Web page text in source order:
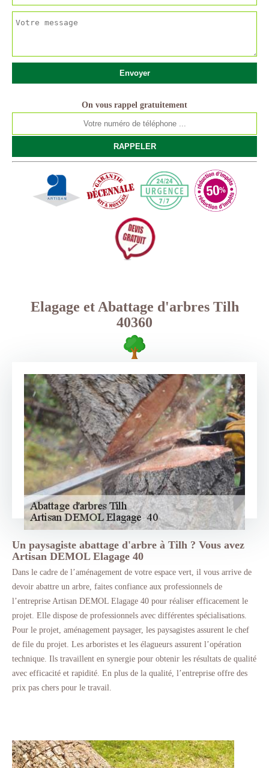
On vous rappel gratuitement
Elagage et Abattage d'arbres Tilh
40360
Un paysagiste abattage d'arbre à Tilh ? Vous avez
Artisan DEMOL Elagage 40
Dans le cadre de l’aménagement de votre espace vert, il vous arrive de
devoir abattre un arbre, faites confiance aux professionnels de
l’entreprise Artisan DEMOL Elagage 40 pour réaliser efficacement le
projet. Elle dispose de professionnels avec différentes spécialisations.
Pour le projet, aménagement paysager, les paysagistes assurent le chef
de file du projet. Les arboristes et les élagueurs assurent l’opération
technique. Ils travaillent en synergie pour obtenir les résultats de qualité
avec efficacité et rapidité. En plus de la qualité, l’entreprise offre des
prix pas chers pour le travail.